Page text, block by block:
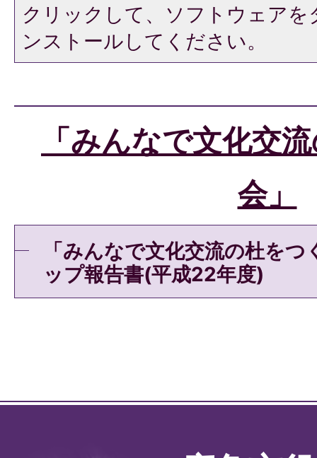
クリックして、ソフトウェア
ンストールしてください。
「みんなで文化交
会」
「みんなで文化交流の杜を
ップ報告書(平成22年度)